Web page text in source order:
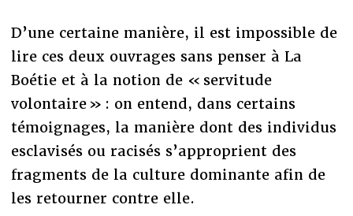
D’une certaine manière, il est impossible de
lire ces deux ouvrages sans penser à La
Boétie et à la notion de « servitude
volontaire » : on entend, dans certains
témoignages, la manière dont des individus
esclavisés ou racisés s’approprient des
fragments de la culture dominante afin de
les retourner contre elle.